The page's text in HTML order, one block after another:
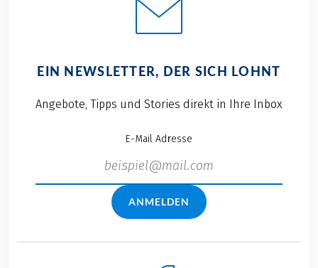
EIN NEWSLETTER, DER SICH LOHNT
Angebote, Tipps und Stories direkt in Ihre Inbox
E-Mail Adresse
ANMELDEN